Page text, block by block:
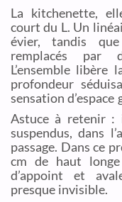
La kitchenette,
court du L. Un
évier, tandis
remplacés par
L’ensemble
profondeur
sensation d’espace
Astuce à retenir :
suspendus, dans
passage. Dans ce
cm de haut
d’appoint et
presque invisible.